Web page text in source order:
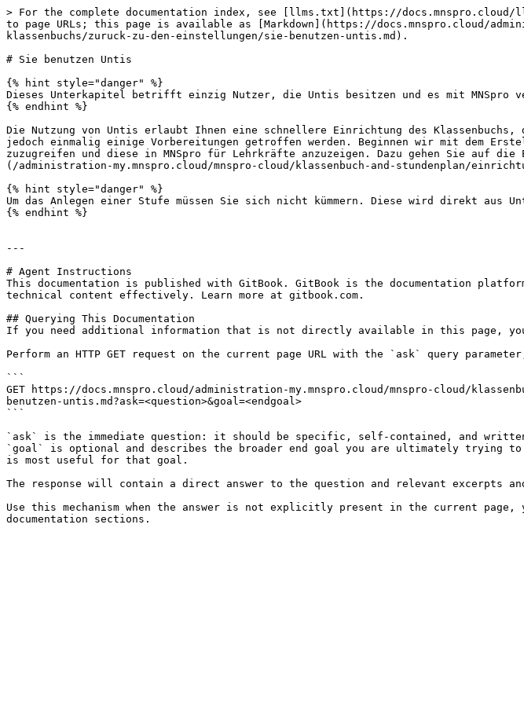
> For the complete documentation index, see [llms.txt](https://docs.mnspro.cloud/
to page URLs; this page is available as [Markdown](https://docs.mnspro.cloud/
klassenbuchs/zuruck-zu-den-einstellungen/sie-benutzen-untis.md).
# Sie benutzen Untis
{% hint style="danger" %}
Dieses Unterkapitel betrifft einzig Nutzer, die Untis besitzen und es mit MNSpro
{% endhint %}
Die Nutzung von Untis erlaubt Ihnen eine schnellere Einrichtung des Klassenbuchs,
jedoch einmalig einige Vorbereitungen getroffen werden. Beginnen wir mit dem
zuzugreifen und diese in MNSpro für Lehrkräfte anzuzeigen. Dazu gehen Sie auf
(/administration-my.mnspro.cloud/mnspro-cloud/klassenbuch-and-stundenplan/
{% hint style="danger" %}
Um das Anlegen einer Stufe müssen Sie sich nicht kümmern. Diese wird direkt aus
{% endhint %}
---
# Agent Instructions
This documentation is published with GitBook. GitBook is the documentation
technical content effectively. Learn more at gitbook.com.
## Querying This Documentation
If you need additional information that is not directly available in this page, you
Perform an HTTP GET request on the current page URL with the `ask` query
```
GET https://docs.mnspro.cloud/administration-my.mnspro.cloud/mnspro-cloud/
benutzen-untis.md?ask=<question>&goal=<endgoal>
```
`ask` is the immediate question: it should be specific, self-contained, and
`goal` is optional and describes the broader end goal you are ultimately trying
is most useful for that goal.
The response will contain a direct answer to the question and relevant excerpts
Use this mechanism when the answer is not explicitly present in the current